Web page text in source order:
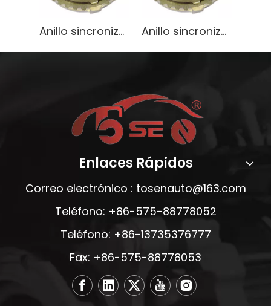
Anillo sincronizador de alta calidad para Kia Forte 1.6L 2.0L (OEM 97701-2F031) Anillo sincronizador de alta calidad para Kia Forte 1.6L 2.0L (OEM 97701-2F031)
Enlaces Rápidos
Correo electrónico : tosenauto@163.com
Teléfono: +86-575-88778052
Teléfono: +86-13735376777
Fax: +86-575-88778053